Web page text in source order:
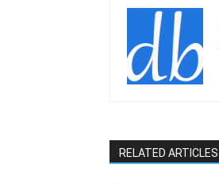
RELATED ARTICLES